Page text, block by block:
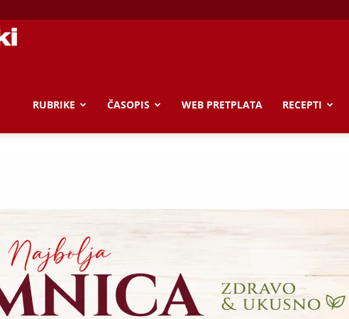
Gospodarski
RUBRIKE ČASOPIS WEB PRETPLATA RECEPTI